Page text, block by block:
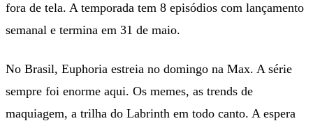
fora de tela. A temporada tem 8 episódios com lançamento
semanal e termina em 31 de maio.
No Brasil, Euphoria estreia no domingo na Max. A série
sempre foi enorme aqui. Os memes, as trends de
maquiagem, a trilha do Labrinth em todo canto. A espera